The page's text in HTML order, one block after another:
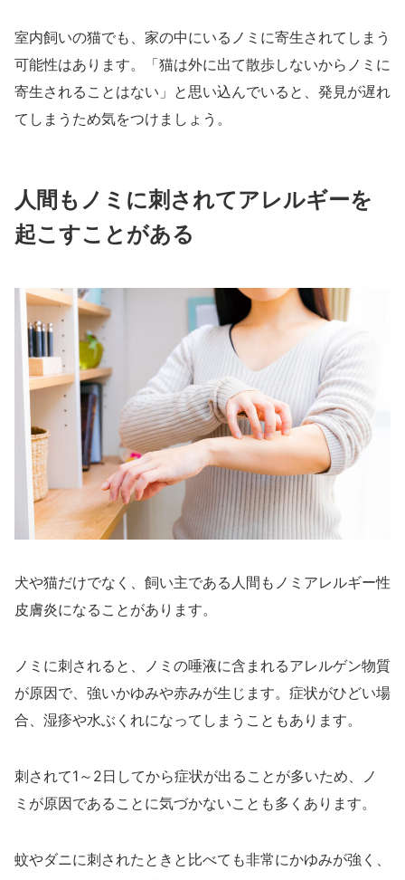
室内飼いの猫でも、家の中にいるノミに寄生されてしまう
可能性はあります。「猫は外に出て散歩しないからノミに
寄生されることはない」と思い込んでいると、発見が遅れ
てしまうため気をつけましょう。
人間もノミに刺されてアレルギーを
起こすことがある
犬や猫だけでなく、飼い主である人間もノミアレルギー性
皮膚炎になることがあります。
ノミに刺されると、ノミの唾液に含まれるアレルゲン物質
が原因で、強いかゆみや赤みが生じます。症状がひどい場
合、湿疹や水ぶくれになってしまうこともあります。
刺されて1～2日してから症状が出ることが多いため、ノ
ミが原因であることに気づかないことも多くあります。
蚊やダニに刺されたときと比べても非常にかゆみが強く、